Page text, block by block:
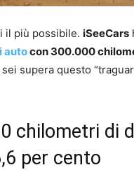
il più possibile. iSeeCars
autocon 300.000
supera questo
chilometri di
per cento